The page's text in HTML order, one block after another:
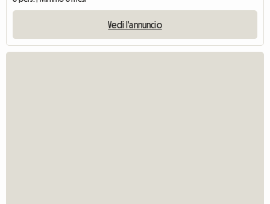
Vedi l'annuncio